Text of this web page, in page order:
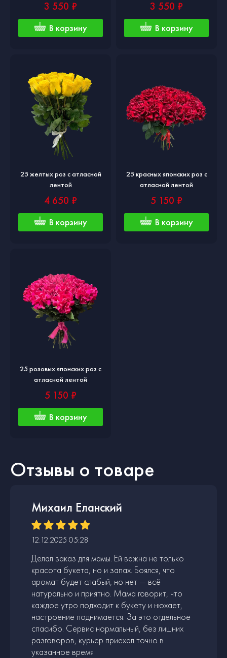
Отзывы о товаре
Михаил Еланский
12.12.2025 05:28
Делал заказ для мамы. Ей важна не только
красота букета, но и запах. Боялся, что
аромат будет слабый, но нет — всё
натурально и приятно. Мама говорит, что
каждое утро подходит к букету и нюхает,
настроение поднимается. За это отдельное
спасибо. Сервис нормальный, без лишних
разговоров, курьер приехал точно в
указанное время
3 550 ₽
В корзину
3 550 ₽
В корзину
25 желтых роз с атласной
лентой
4 650 ₽
В корзину
25 красных японских роз с
атласной лентой
5 150 ₽
В корзину
25 розовых японских роз с
атласной лентой
5 150 ₽
В корзину